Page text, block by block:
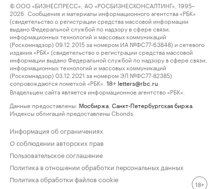
© ООО «БИЗНЕСПРЕСС», АО «РОСБИЗНЕСКОНСАЛТИНГ», 1995–
2026. Сообщения и материалы информационного агентства «РБК»
(свидетельство о регистрации средства массовой информации
выдано Федеральной службой по надзору в сфере связи,
информационных технологий и массовых коммуникаций
(Роскомнадзор) 09.12.2015 за номером ИА №ФС77-63848) и сетевого
издания «РБК» (свидетельство о регистрации средства массовой
информации выдано Федеральной службой по надзору в сфере связи,
информационных технологий и массовых коммуникаций
(Роскомнадзор) 03.12.2021 за номером ЭЛ №ФС77-82385)
сопровождаются пометкой «РБК».
18+ letters@rbc.ru
Владельцем сайта является информационное агентство «РБК».
Данные предоставлены: Мосбиржа Санкт-Петербургская биржа
Индексы облигаций предоставлены Cbonds.
Информация об ограничениях
О соблюдении авторских прав
Пользовательское соглашение
Политика в отношении обработки персональных данных
Политика обработки файлов cookie
18+